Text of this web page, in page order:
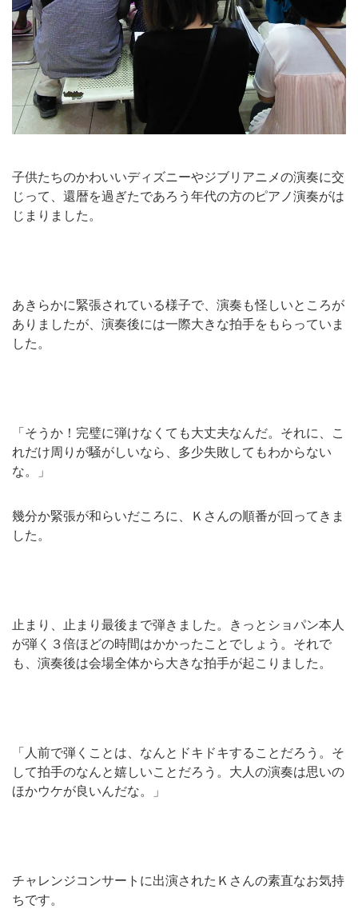
子供たちのかわいいディズニーやジブリアニメの演奏に交
じって、還暦を過ぎたであろう年代の方のピアノ演奏がは
じまりました。
あきらかに緊張されている様子で、演奏も怪しいところが
ありましたが、演奏後には一際大きな拍手をもらっていま
した。
「そうか！完璧に弾けなくても大丈夫なんだ。それに、こ
れだけ周りが騒がしいなら、多少失敗してもわからない
な。」
幾分か緊張が和らいだころに、Ｋさんの順番が回ってきま
した。
止まり、止まり最後まで弾きました。きっとショパン本人
が弾く３倍ほどの時間はかかったことでしょう。それで
も、演奏後は会場全体から大きな拍手が起こりました。
「人前で弾くことは、なんとドキドキすることだろう。そ
して拍手のなんと嬉しいことだろう。大人の演奏は思いの
ほかウケが良いんだな。」
チャレンジコンサートに出演されたＫさんの素直なお気持
ちです。